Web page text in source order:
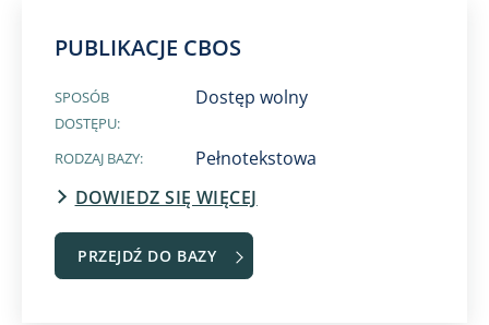
PUBLIKACJE CBOS
SPOSÓB
DOSTĘPU:
Dostęp wolny
RODZAJ BAZY:
Pełnotekstowa
DOWIEDZ SIĘ WIĘCEJ
PRZEJDŹ DO BAZY